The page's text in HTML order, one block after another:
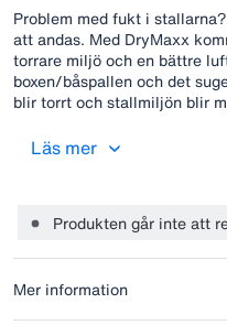
Problem med fukt i
att andas. Med DryMaxx
torrare miljö och en bättre
boxen/båspallen och det
blir torrt och stallmiljön blir
synnerhet på hösten och
Läs mer
Produkten går inte att
Mer information